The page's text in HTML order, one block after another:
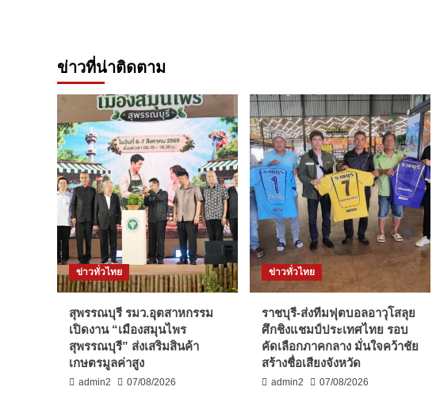
ข่าวที่น่าติดตาม
ข่าวทั่วไทย
สุพรรณบุรี รมว.อุตสาหกรรม
เปิดงาน “เมืองสมุนไพร
สุพรรณบุรี” ส่งเสริมสินค้า
เกษตรมูลค่าสูง
admin2 07/08/2026
ข่าวทั่วไทย
ราชบุรี-ส่งทีมฟุตบอลอาวุโสลุย
ศึกชิงแชมป์ประเทศไทย รอบ
คัดเลือกภาคกลาง มั่นใจคว้าชัย
สร้างชื่อเสียงจังหวัด
admin2 07/08/2026